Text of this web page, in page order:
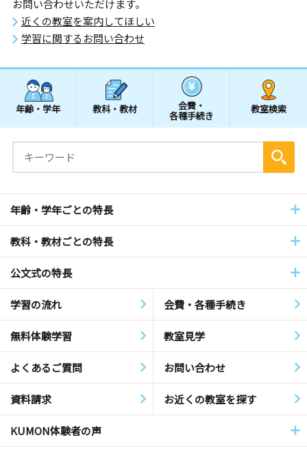
お問い合わせいただけます。
近くの教室を案内してほしい
学習に関するお問い合わせ
年齢・学年 教科・教材 会費・
各種手続き
教室検索
年齢・学年ごとの特長
教科・教材ごとの特長
公文式の特長
学習の流れ 会費・各種手続き
無料体験学習 教室見学
よくあるご質問 お問い合わせ
資料請求 お近くの教室を探す
KUMON体験者の声